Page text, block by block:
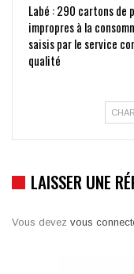
Labé : 290 cartons de
impropres à la
saisis par le service
qualité
LAISSER UNE
Vous devez vous